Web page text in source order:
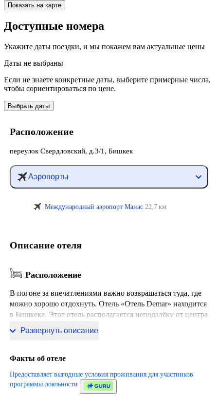
Показать на карте
Доступные номера
Укажите даты поездки, и мы покажем вам актуальные цены
Даты не выбраны
Если не знаете конкретные даты, выберите примерные числа,
чтобы сориентироваться по цене.
Выбрать даты
Расположение
переулок Свердловский, д.3/1, Бишкек
Аэропорты
Международный аэропорт Манас 22,7 км
Описание отеля
Расположение
В погоне за впечатлениями важно возвращаться туда, где
можно хорошо отдохнуть. Отель «Отель Demar» находится
в Бишкеке. Этот отель располагается неподалёку от центра
Развернуть описание
Факты об отеле
Предоставляет выгодные условия проживания для участников
программы лояльности